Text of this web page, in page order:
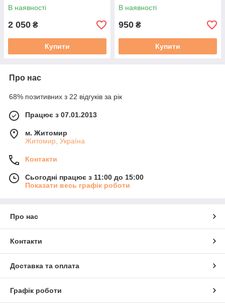
В наявності
2 050 ₴
Купити
В наявності
950 ₴
Купити
Про нас
68% позитивних з 22 відгуків за рік
Працює з 07.01.2013
м. Житомир
Житомир, Україна
Контакти
Сьогодні працює з 11:00 до 15:00
Показати весь графік роботи
Про нас
Контакти
Доставка та оплата
Графік роботи